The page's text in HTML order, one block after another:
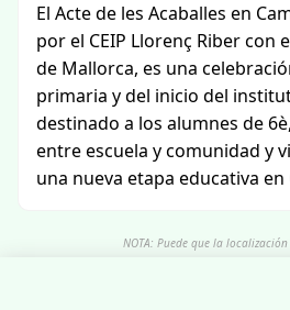
El Acte de les Acaballes en
por el CEIP Llorenç Riber con
de Mallorca, es una
primaria y del inicio del
destinado a los alumnes de
entre escuela y comunidad y
una nueva etapa educativa en
NOTA: Puede que la